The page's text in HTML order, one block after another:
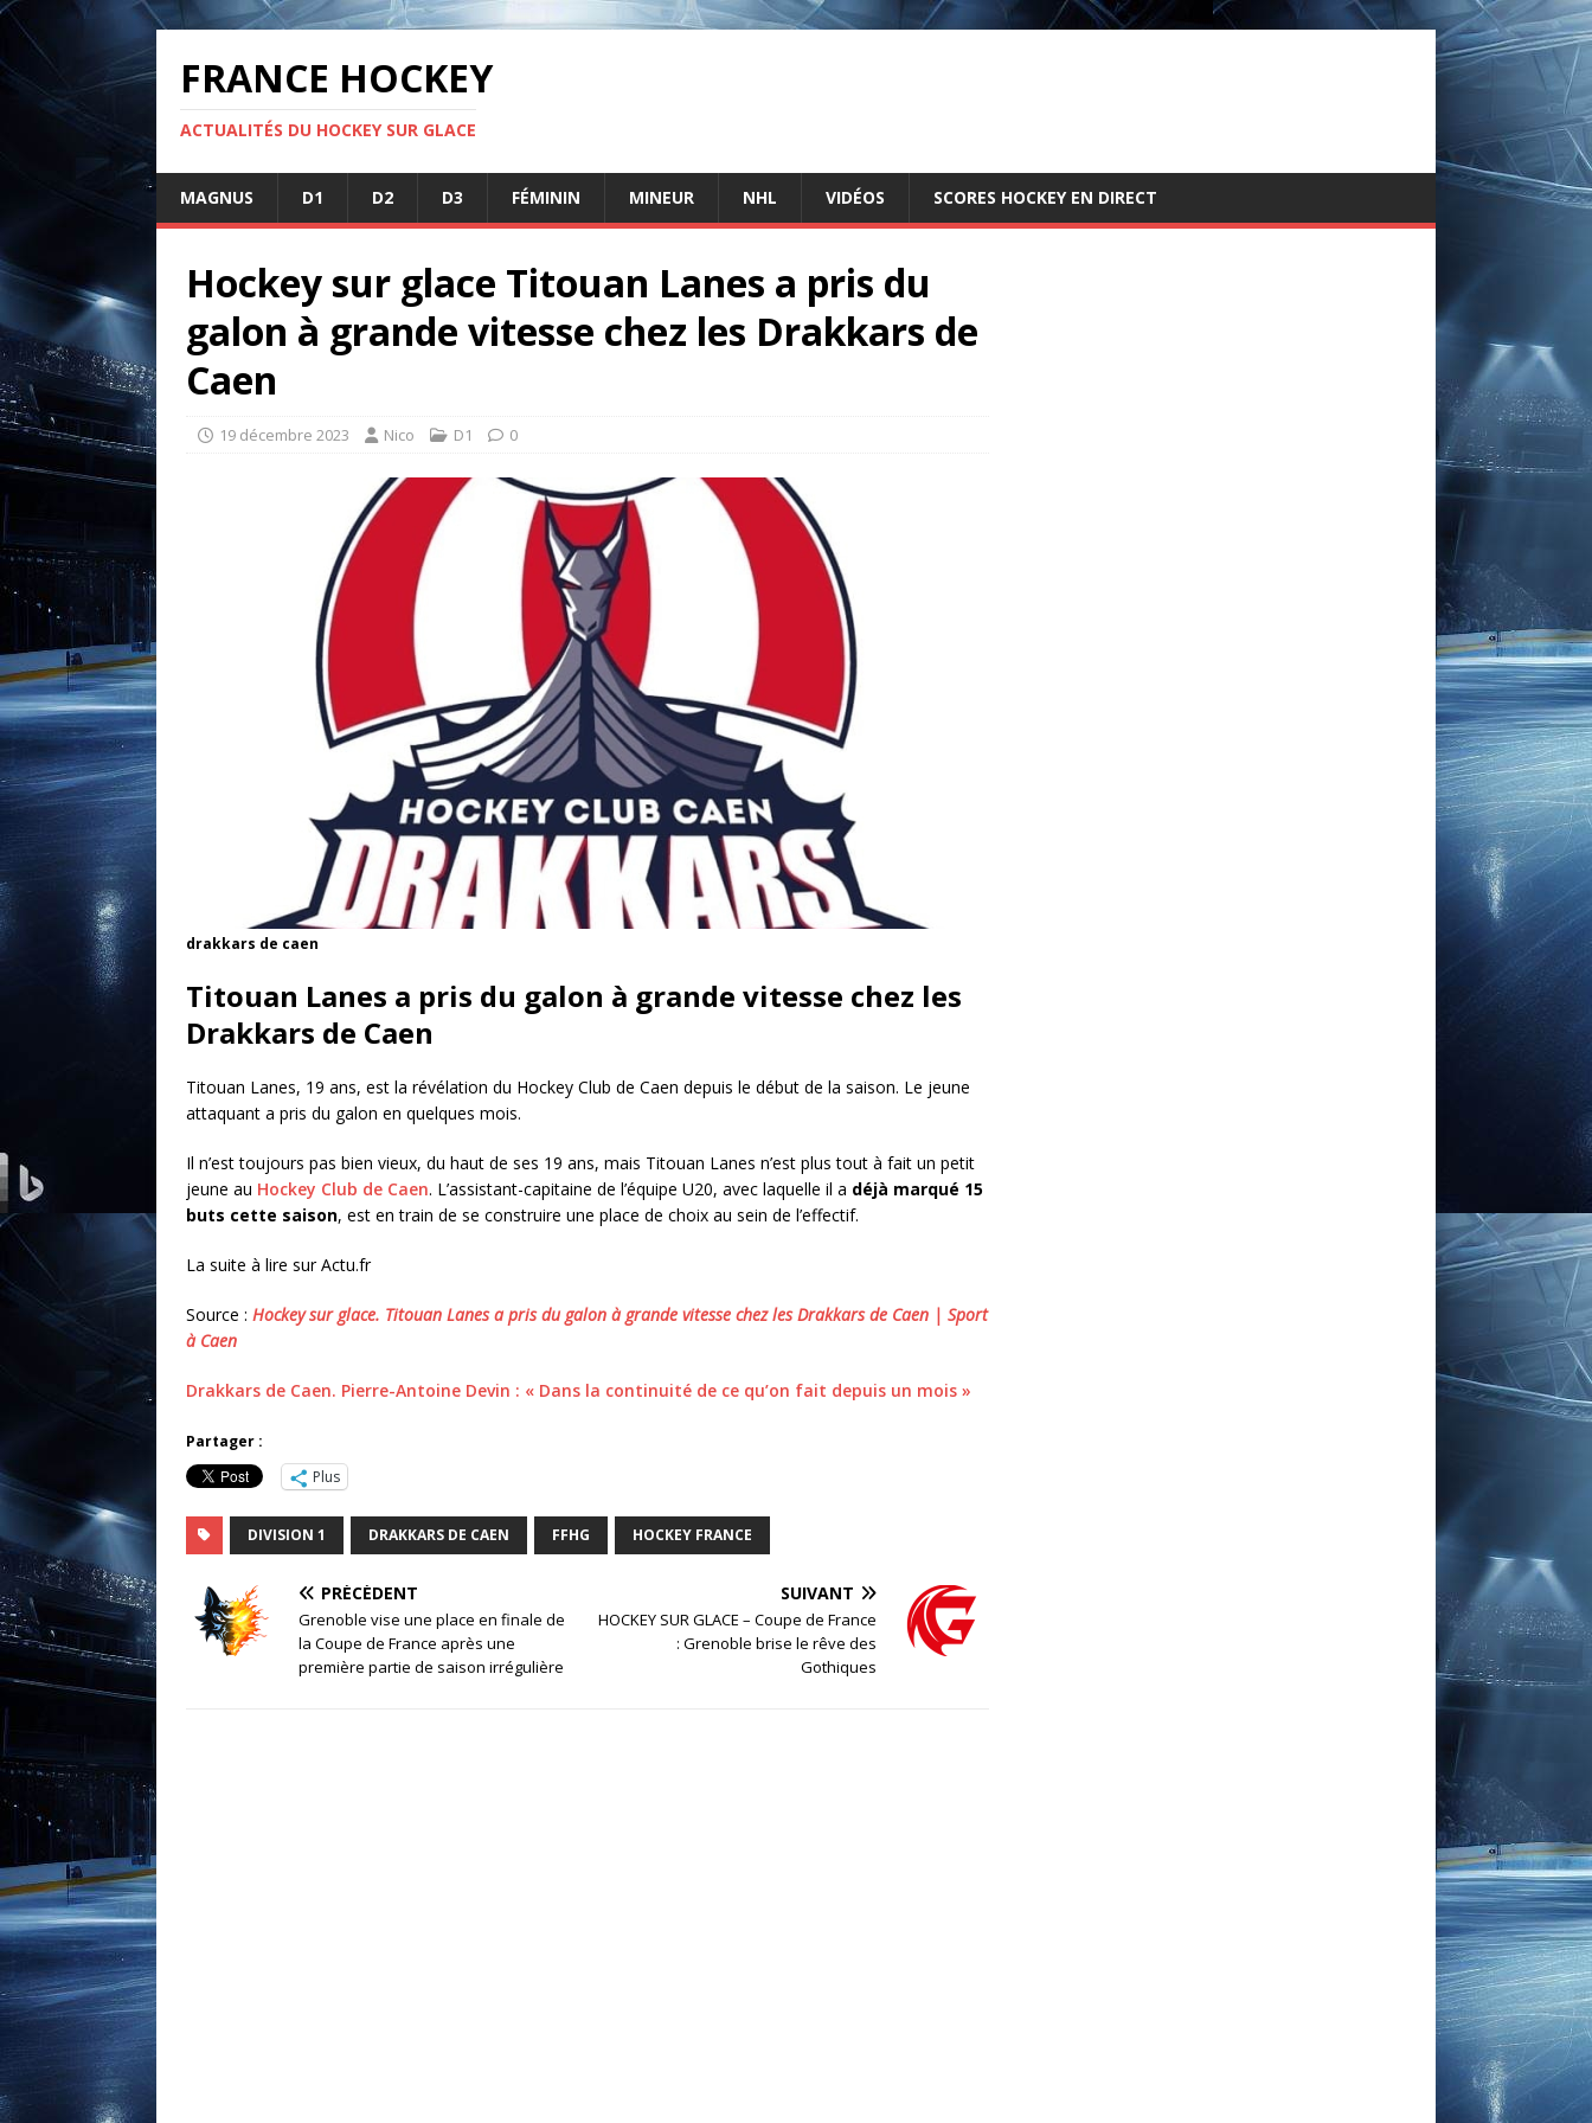
FRANCE HOCKEY
ACTUALITÉS DU HOCKEY SUR GLACE
MAGNUS D1 D2 D3 FÉMININ MINEUR NHL VIDÉOS SCORES HOCKEY EN DIRECT
Hockey sur glace Titouan Lanes a pris du
galon à grande vitesse chez les Drakkars de
Caen
19 décembre 2023 Nico D1 0
drakkars de caen
Titouan Lanes a pris du galon à grande vitesse chez les
Drakkars de Caen
Titouan Lanes, 19 ans, est la révélation du Hockey Club de Caen depuis le début de la saison. Le jeune
attaquant a pris du galon en quelques mois.
Il n’est toujours pas bien vieux, du haut de ses 19 ans, mais Titouan Lanes n’est plus tout à fait un petit
jeune au Hockey Club de Caen. L’assistant-capitaine de l’équipe U20, avec laquelle il a déjà marqué 15
buts cette saison, est en train de se construire une place de choix au sein de l’effectif.
La suite à lire sur Actu.fr
Source : Hockey sur glace. Titouan Lanes a pris du galon à grande vitesse chez les Drakkars de Caen | Sport
à Caen
Drakkars de Caen. Pierre-Antoine Devin : « Dans la continuité de ce qu’on fait depuis un mois »
Partager :
Plus
DIVISION 1 DRAKKARS DE CAEN FFHG HOCKEY FRANCE
PRÉCÉDENT
Grenoble vise une place en finale de
la Coupe de France après une
première partie de saison irrégulière
SUIVANT
HOCKEY SUR GLACE – Coupe de France
: Grenoble brise le rêve des
Gothiques